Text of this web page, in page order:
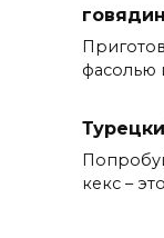
фасолью
кекс –